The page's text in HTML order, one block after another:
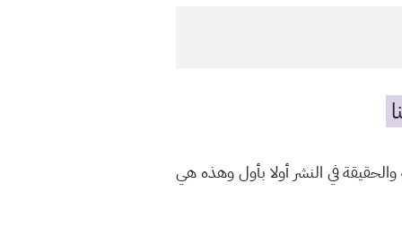
في النشر أولا بأول وهذه هي